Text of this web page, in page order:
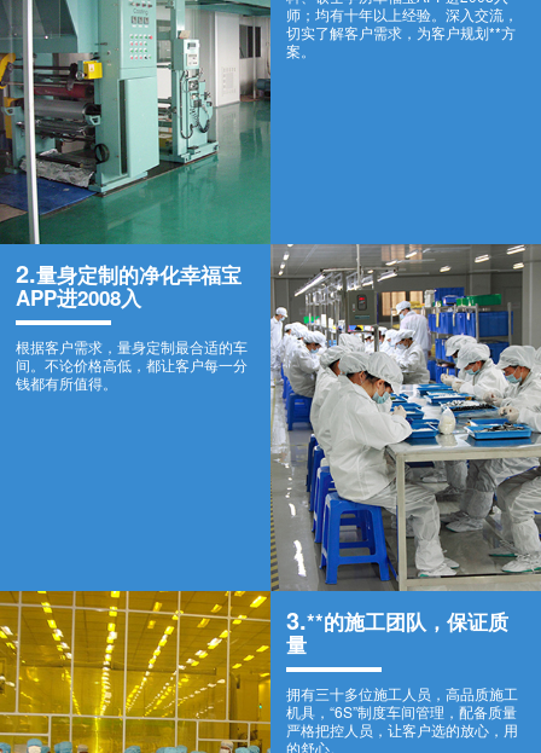
师；均有十年以上经验。深入交流，
切实了解客户需求，为客户规划**方
案。
2.量身定制的净化幸福宝
APP进2008入
根据客户需求，量身定制最合适的车
间。不论价格高低，都让客户每一分
钱都有所值得。
3.**的施工团队，保证质
量
拥有三十多位施工人员，高品质施工
机具，“6S”制度车间管理，配备质量
严格把控人员，让客户选的放心，用
的舒心。